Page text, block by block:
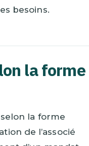
besoins.
la forme
la forme
de l’associé